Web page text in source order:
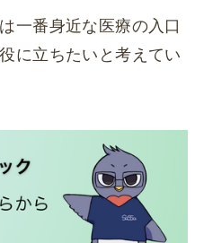
一番身近な医療の入口
に立ちたいと考えてい